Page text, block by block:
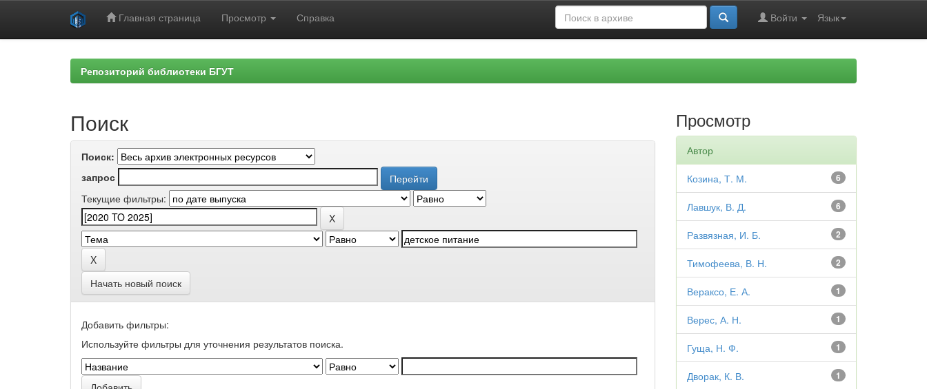
Главная страница Просмотр Справка Язык
Войти
Репозиторий библиотеки БГУТ
Поиск
Поиск:
запрос
Текущие фильтры:
Начать новый поиск
Добавить фильтры:
Используйте фильтры для уточнения результатов поиска.
Просмотр
Автор
6
Козина, Т. М.
6
Лавшук, В. Д.
2
Развязная, И. Б.
2
Тимофеева, В. Н.
1
Вераксо, Е. А.
1
Верес, А. Н.
1
Гуща, Н. Ф.
1
Дворак, К. В.